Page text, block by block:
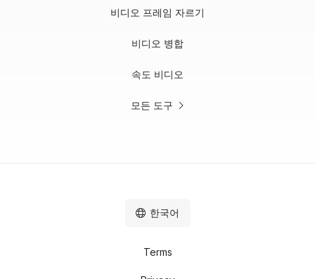
비디오 프레임 자르기
비디오 병합
속도 비디오
모든 도구
Terms
한국어